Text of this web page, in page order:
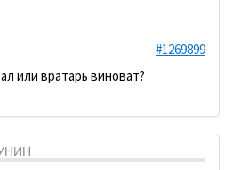
#1269899
или вратарь виноват?